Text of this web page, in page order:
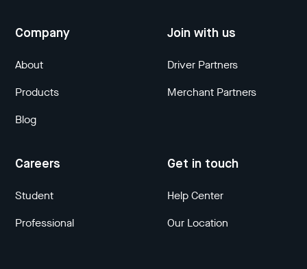
Company
About
Products
Blog
Join with us
Driver Partners
Merchant Partners
Careers
Student
Professional
Get in touch
Help Center
Our Location